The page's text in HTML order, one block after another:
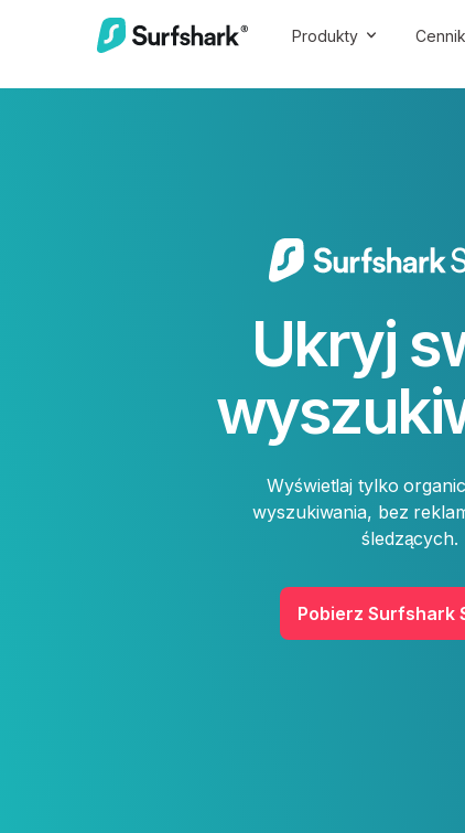
Produkty Cennik
Ukryj
Wyświetlaj tylko
wyszukiwania, bez
śledzących.
Pobierz Surfshark